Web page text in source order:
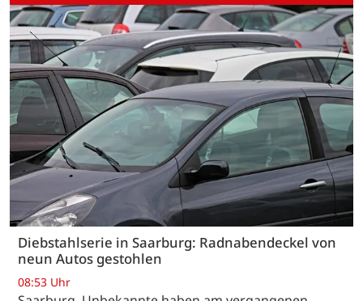
Diebstahlserie in Saarburg: Radnabendeckel von
neun Autos gestohlen
08:53 Uhr